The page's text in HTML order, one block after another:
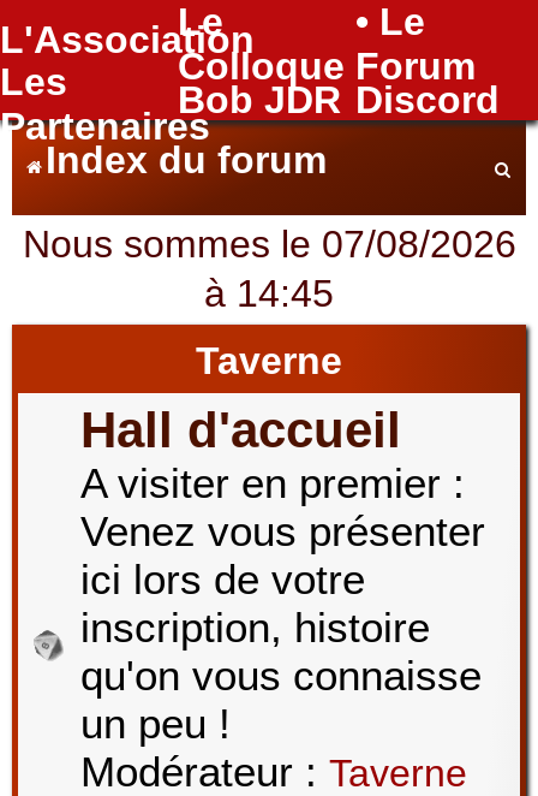
L'Association
Le
Colloque
• Le
Forum
Les
Partenaires
Bob JDR Discord
FAQ
Index du forum
e
Nous sommes le 07/08/2026
à 14:45
Taverne
Hall d'accueil
A visiter en premier :
Venez vous présenter
ici lors de votre
inscription, histoire
qu'on vous connaisse
un peu !
Modérateur : Taverne